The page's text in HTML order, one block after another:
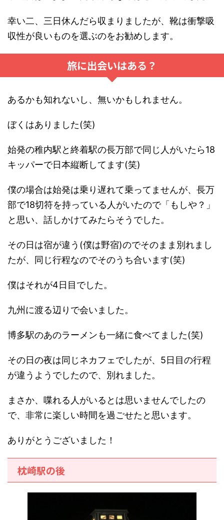
幸い二、三日休んだら収まりましたが、靴は衝撃吸
収性が良いものを選ぶのをお勧めします。
旅に出会いはある？
あるかも知れないし、無いかもしれません。
ぼくはありました(笑)
始発の稚内駅と終着駅の長万部で同じ人がいたら18
キッパーで日本縦断してます(笑)
僕の場合は始発は乗り遅れて乗ってませんが、長万
部で18切符を持っている人がいたので「もしや？」
と思い、話しかけてみたらそうでした。
その日は宿が違う(僕は野宿)のでそのまま別れまし
たが、同じ行程なのでそのうち合います(笑)
僕はそれが4日目でした。
九州に渡る辺りで会いました。
博多駅のあのラーメンも一緒に食べてました(笑)
その日の夜は同じネカフェでしたが、5日目の行程
が違うようでしたので、別れました。
まさか、喋れる人がいるとは思いませんでしたの
で、非常に楽しい時間を過ごせたと思います。
ありがとうございました！
枕崎駅の後